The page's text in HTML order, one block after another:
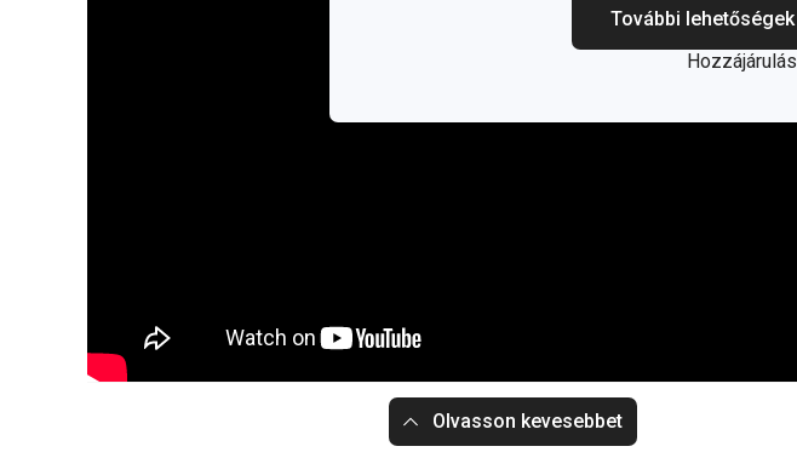
További lehetőségek
Hozzájárulás
Olvasson kevesebbet